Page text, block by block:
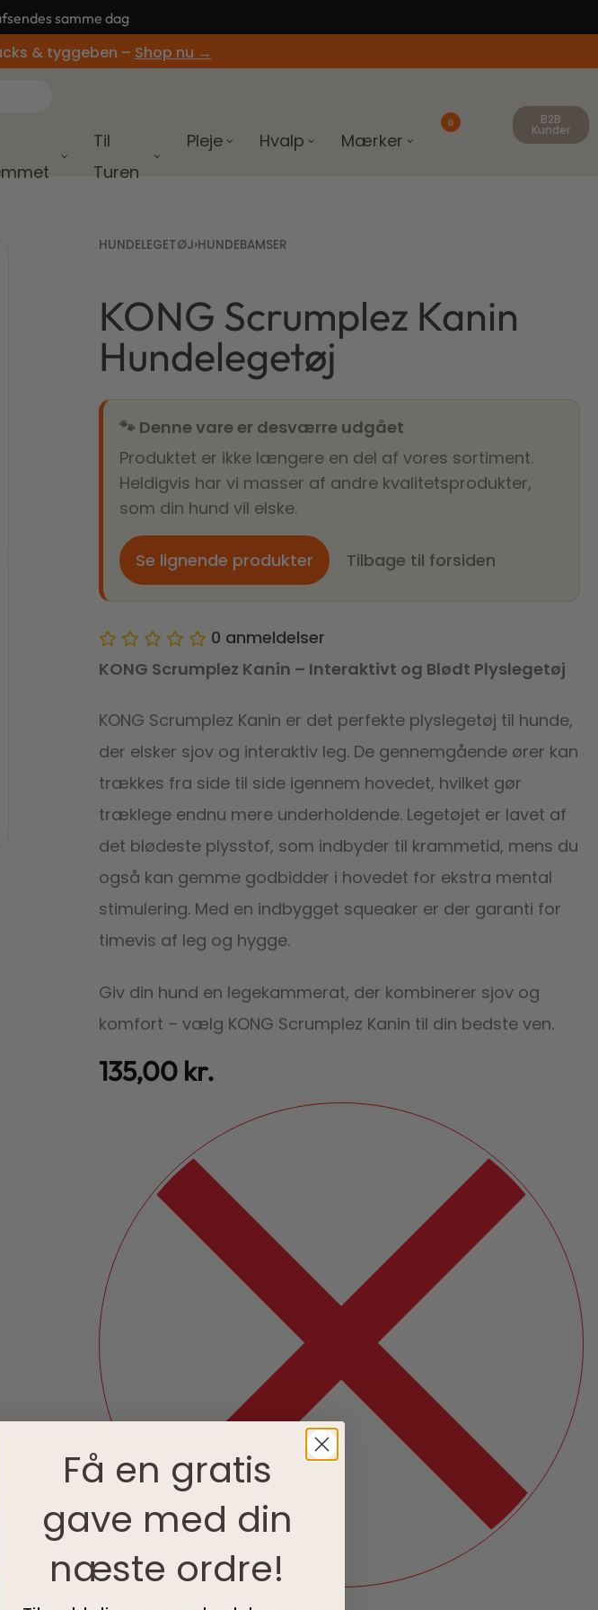
køb over 499,-
& tyggeben – Shop nu →
Til
Turen
Pleje Hvalp Mærker
0 B2B
Kunder
HUNDELEGETØJ›HUNDEBAMSER
99,00
kr.
kr.
KONG Scrumplez Kanin
Hundelegetøj
🐾 Denne vare er desværre udgået
Produktet er ikke længere en del af vores sortiment.
Heldigvis har vi masser af andre kvalitetsprodukter,
som din hund vil elske.
Se lignende produkter Tilbage til forsiden
0 anmeldelser
KONG Scrumplez Kanin – Interaktivt og Blødt Plyslegetøj
KONG Scrumplez Kanin er det perfekte plyslegetøj til hunde,
der elsker sjov og interaktiv leg. De gennemgående ører kan
trækkes fra side til side igennem hovedet, hvilket gør
træklege endnu mere underholdende. Legetøjet er lavet af
det blødeste plysstof, som indbyder til krammetid, mens du
også kan gemme godbidder i hovedet for ekstra mental
stimulering. Med en indbygget squeaker er der garanti for
timevis af leg og hygge.
Giv din hund en legekammerat, der kombinerer sjov og
komfort – vælg KONG Scrumplez Kanin til din bedste ven.
135,00 kr.
IKKE PÅ LAGER
Få en gratis
gave med din
næste ordre!